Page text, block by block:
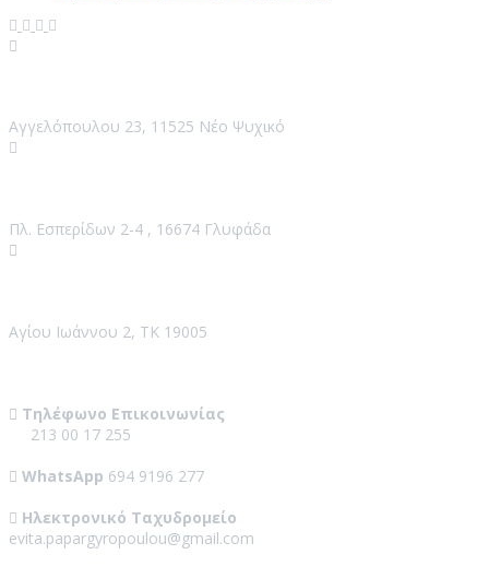
Αγγελόπουλου 23, 11525 Νέο Ψυχικό
Πλ. Εσπερίδων 2-4 , 16674 Γλυφάδα
Αγίου Ιωάννου 2, ΤΚ 19005
Τηλέφωνο Επικοινωνίας
213 00 17 255
WhatsApp 694 9196 277
Ηλεκτρονικό Ταχυδρομείο
evita.papargyropoulou@gmail.com